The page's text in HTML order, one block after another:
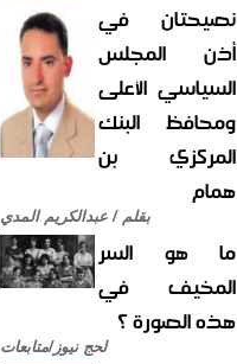
نصيحتان في
أذن المجلس
السياسي الأعلى
ومحافظ البنك
المركزي بن
همام
بقلم / عبدالكريم المدي
ما هو السر
المخيف في
هذه الصورة ؟
لحج نيوز/متابعات